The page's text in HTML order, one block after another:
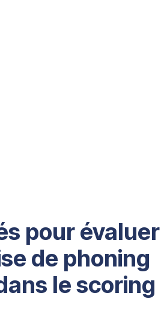
pour évaluer
de phoning
le scoring